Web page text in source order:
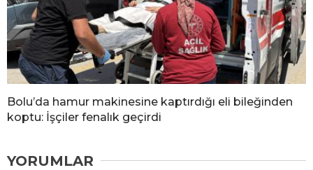
Bolu’da hamur makinesine kaptırdığı eli bileğinden
koptu: İşçiler fenalık geçirdi
YORUMLAR